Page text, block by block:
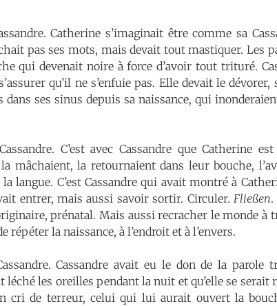
Catherine s’imaginait être comme sa
pas ses mots, mais devait tout mastiquer. Les
qui devenait noire à force d’avoir tout trituré.
qu’il ne s’enfuie pas. Elle devait le
ses sinus depuis sa naissance, qui
C’est avec Cassandre que Catherine
mâchaient, la retournaient dans leur bouche,
langue. C’est Cassandre qui avait montré à
entrer, mais aussi savoir sortir. Circuler. Fließen.
prénatal. Mais aussi recracher le monde à
la naissance, à l’endroit et à l’envers.
Cassandre avait eu le don de la parole
léché les oreilles pendant la nuit et qu’elle se
cri de terreur, celui qui lui aurait ouvert la